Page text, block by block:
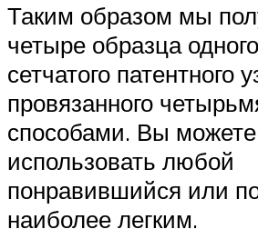
Таким образом мы
четыре образца
сетчатого патентного
провязанного
способами. Вы можете
использовать любой
понравившийся или
наиболее легким.